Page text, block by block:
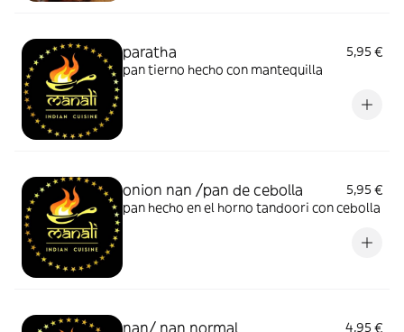
paratha
5,95 €
pan tierno hecho con mantequilla
onion nan /pan de cebolla
5,95 €
pan hecho en el horno tandoori con cebolla
nan/ nan normal
4,95 €